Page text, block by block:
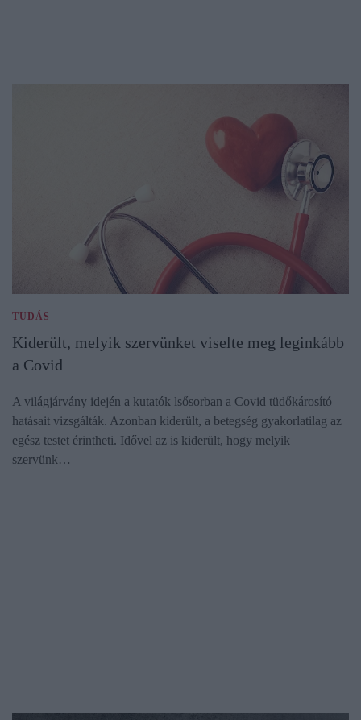
TUDÁS
Kiderült, melyik szervünket viselte meg leginkább
a Covid
A világjárvány idején a kutatók lsősorban a Covid tüdőkárosító
hatásait vizsgálták. Azonban kiderült, a betegség gyakorlatilag az
egész testet érintheti. Idővel az is kiderült, hogy melyik
szervünk…